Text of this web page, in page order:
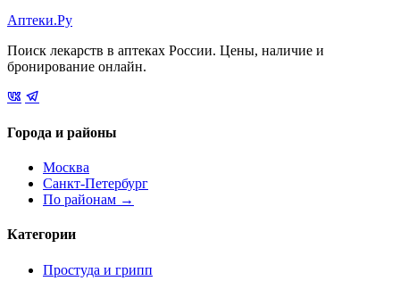
Аптеки.Ру
Поиск лекарств в аптеках России. Цены, наличие и
бронирование онлайн.
Города и районы
Москва
Санкт-Петербург
По районам →
Категории
Простуда и грипп